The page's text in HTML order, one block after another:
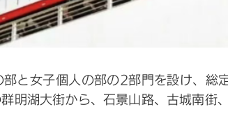
と女子個人の部の2部門を設け、
明湖大街から、石景山路、古城南